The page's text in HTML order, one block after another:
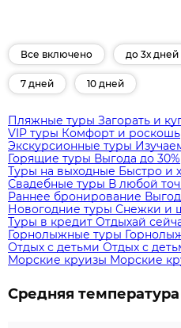
Все включено до 3х дней
7 дней 10 дней
Пляжные туры Загорать и
VIP туры Комфорт и роскошь
Экскурсионные туры
Горящие туры Выгода до 30%
Туры на выходные Быстро и
Свадебные туры В любой
Раннее бронирование
Новогодние туры Снежки и
Туры в кредит Отдыхай
Горнолыжные туры
Отдых с детьми Отдых с
Морские круизы Морские
Средняя